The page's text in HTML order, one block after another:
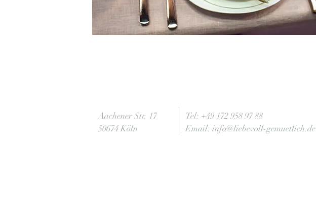
Aachener Str. 17
50674 Köln
Tel: +49 172 958 97 88
Email: info@liebevoll-gemuetlich.de